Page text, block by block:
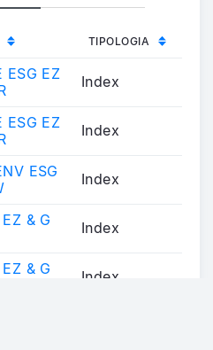
TIPOLOGIA
ESG EZ
Index
ESG EZ
Index
ESG
Index
& G
Index
& G
Index